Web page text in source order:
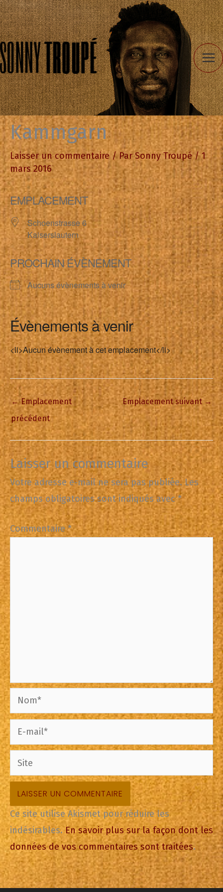
Aller
au
contenu
Kammgarn
Laisser un commentaire / ParSonny Troupé/1
mars 2016
EMPLACEMENT
Schoenstrasse 6
Kaiserslautern
PROCHAIN ÉVÈNEMENT
Aucuns évènements à venir
Évènements à venir
<li>Aucun évènement à cet emplacement</li>
←Emplacement
précédent
Emplacement suivant→
Laisser un commentaire
Votre adresse e-mail ne sera pas publiée. Les
champs obligatoires sont indiqués avec*
Commentaire*
Nom*
E-
mail*
Site
Ce site utilise Akismet pour réduire les
indésirables.En savoir plus sur la façon dont les
données de vos commentaires sont traitées.